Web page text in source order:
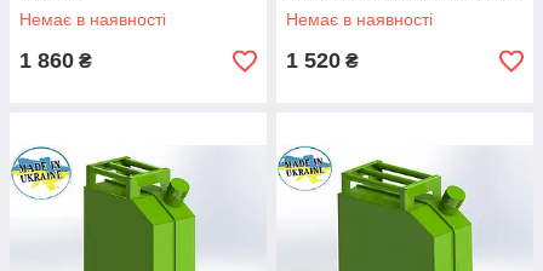
Немає в наявності
1 860 ₴
Немає в наявності
1 520 ₴